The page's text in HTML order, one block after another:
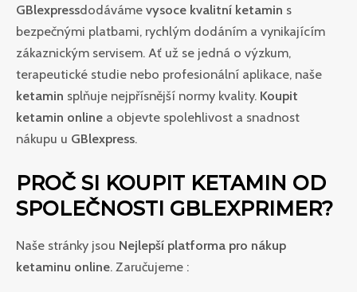
GBlexpressdodáváme vysoce kvalitní ketamin s
bezpečnými platbami, rychlým dodáním a vynikajícím
zákaznickým servisem. Ať už se jedná o výzkum,
terapeutické studie nebo profesionální aplikace, naše
ketamin splňuje nejpřísnější normy kvality. Koupit
ketamin online a objevte spolehlivost a snadnost
nákupu u GBlexpress.
PROČ SI KOUPIT KETAMIN OD
SPOLEČNOSTI GBLEXPRIMER?
Naše stránky jsou Nejlepší platforma pro nákup
ketaminu online. Zaručujeme :